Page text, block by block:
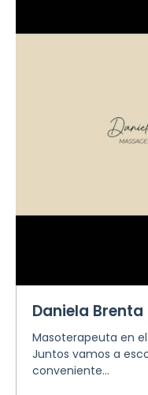
Daniela
Masoterapeuta en
Juntos vamos a
conveniente...